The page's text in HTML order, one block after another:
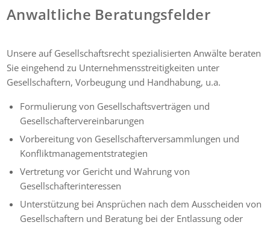
Anwaltliche Beratungsfelder
Unsere auf Gesellschaftsrecht spezialisierten Anwälte beraten
Sie eingehend zu Unternehmensstreitigkeiten unter
Gesellschaftern, Vorbeugung und Handhabung, u.a.
Formulierung von Gesellschaftsverträgen und
Gesellschaftervereinbarungen
Vorbereitung von Gesellschafterversammlungen und
Konfliktmanagementstrategien
Vertretung vor Gericht und Wahrung von
Gesellschafterinteressen
Unterstützung bei Ansprüchen nach dem Ausscheiden von
Gesellschaftern und Beratung bei der Entlassung oder